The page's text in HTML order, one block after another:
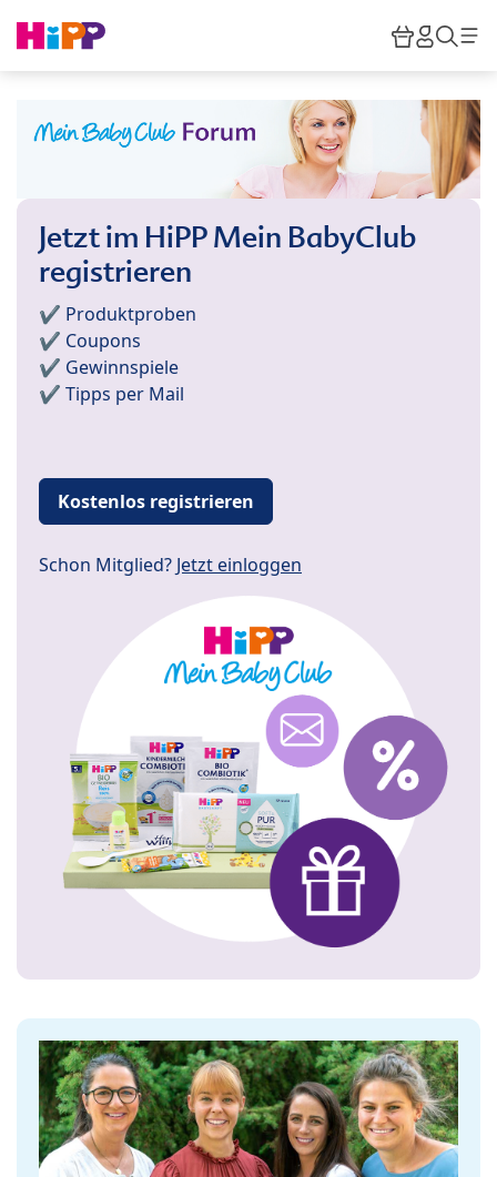
HiPP
Jetzt im HiPP Mein BabyClub
registrieren
✔️ Produktproben
✔️ Coupons
✔️ Gewinnspiele
✔️ Tipps per Mail
Kostenlos registrieren
Schon Mitglied? Jetzt einloggen